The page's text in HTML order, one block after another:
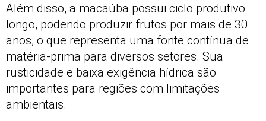
Além disso, a macaúba possui ciclo produtivo
longo, podendo produzir frutos por mais de 30
anos, o que representa uma fonte contínua de
matéria-prima para diversos setores. Sua
rusticidade e baixa exigência hídrica são
importantes para regiões com limitações
ambientais.